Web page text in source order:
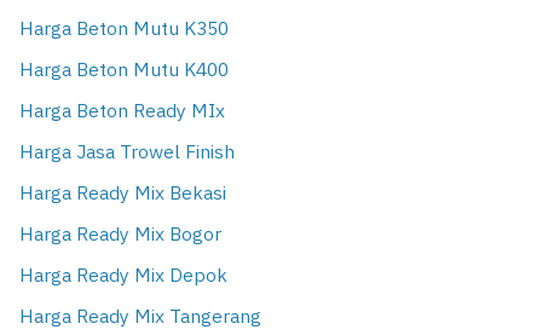
Harga Beton Mutu K350
Harga Beton Mutu K400
Harga Beton Ready MIx
Harga Jasa Trowel Finish
Harga Ready Mix Bekasi
Harga Ready Mix Bogor
Harga Ready Mix Depok
Harga Ready Mix Tangerang